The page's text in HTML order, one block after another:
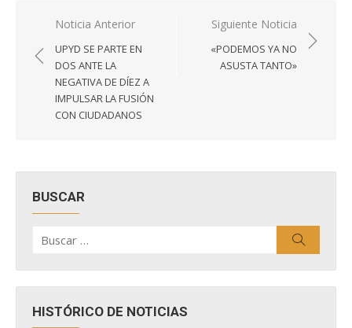
Navegación
de
entradas
Noticia Anterior
UPYD SE PARTE EN
DOS ANTE LA
NEGATIVA DE DÍEZ A
IMPULSAR LA FUSIÓN
CON CIUDADANOS
Siguiente Noticia
«PODEMOS YA NO
ASUSTA TANTO»
BUSCAR
por:
HISTÓRICO DE NOTICIAS